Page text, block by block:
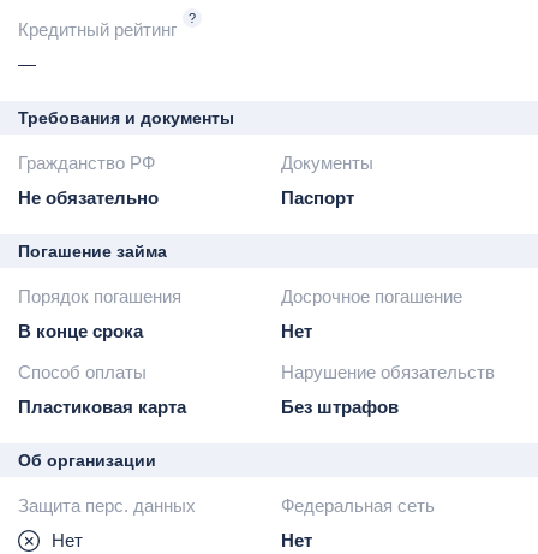
Кредитный рейтинг
?
—
Требования и документы
Гражданство РФ
Не обязательно
Документы
Паспорт
Погашение займа
Порядок погашения
В конце срока
Досрочное погашение
Нет
Способ оплаты
Пластиковая карта
Нарушение обязательств
Без штрафов
Об организации
Защита перс. данных
Нет
Федеральная сеть
Нет